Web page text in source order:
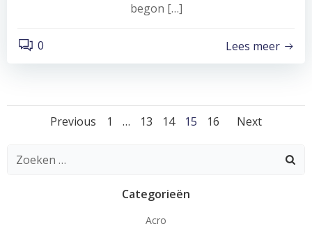
begon […]
0 Lees meer
Berichten
navigatie
Previous Berichten
Pagina
1 … Pagina
13 Pagina
14 Pagina
15 Pagina
16 Next
Zoeken
Categorieën
Acro